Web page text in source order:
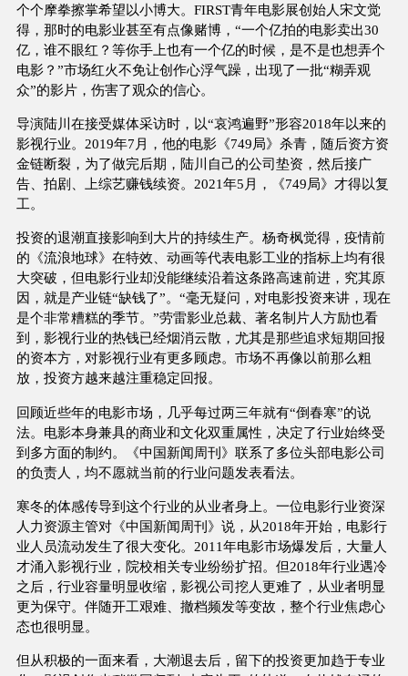
个个摩拳擦掌希望以小博大。FIRST青年电影展创始人宋文觉
得，那时的电影业甚至有点像赌博，“一个亿拍的电影卖出30
亿，谁不眼红？等你手上也有一个亿的时候，是不是也想弄个
电影？”市场红火不免让创作心浮气躁，出现了一批“糊弄观
众”的影片，伤害了观众的信心。
导演陆川在接受媒体采访时，以“哀鸿遍野”形容2018年以来的
影视行业。2019年7月，他的电影《749局》杀青，随后资方资
金链断裂，为了做完后期，陆川自己的公司垫资，然后接广
告、拍剧、上综艺赚钱续资。2021年5月，《749局》才得以复
工。
投资的退潮直接影响到大片的持续生产。杨奇枫觉得，疫情前
的《流浪地球》在特效、动画等代表电影工业的指标上均有很
大突破，但电影行业却没能继续沿着这条路高速前进，究其原
因，就是产业链“缺钱了”。“毫无疑问，对电影投资来讲，现在
是个非常糟糕的季节。”劳雷影业总裁、著名制片人方励也看
到，影视行业的热钱已经烟消云散，尤其是那些追求短期回报
的资本方，对影视行业有更多顾虑。市场不再像以前那么粗
放，投资方越来越注重稳定回报。
回顾近些年的电影市场，几乎每过两三年就有“倒春寒”的说
法。电影本身兼具的商业和文化双重属性，决定了行业始终受
到多方面的制约。《中国新闻周刊》联系了多位头部电影公司
的负责人，均不愿就当前的行业问题发表看法。
寒冬的体感传导到这个行业的从业者身上。一位电影行业资深
人力资源主管对《中国新闻周刊》说，从2018年开始，电影行
业人员流动发生了很大变化。2011年电影市场爆发后，大量人
才涌入影视行业，院校相关专业纷纷扩招。但2018年行业遇冷
之后，行业容量明显收缩，影视公司挖人更难了，从业者明显
更为保守。伴随开工艰难、撤档频发等变故，整个行业焦虑心
态也很明显。
但从积极的一面来看，大潮退去后，留下的投资更加趋于专业